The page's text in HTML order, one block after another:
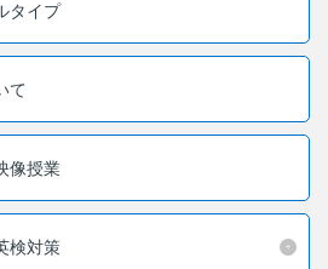
・手続きはこちら
タイプ
て
像授業
検対策